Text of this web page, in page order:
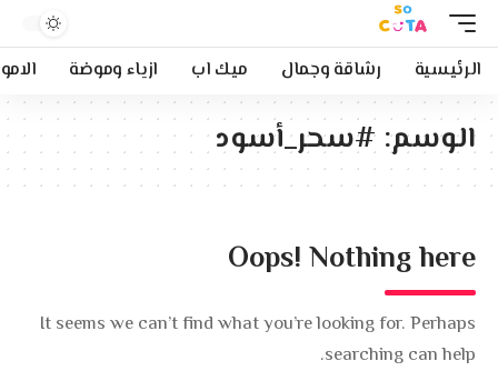
الرئيسية رشاقة وجمال ميك اب ازياء وموضة
الوسم: #سحر_أسود
Oops! Nothing here
It seems we can’t find what you’re looking for. Perhaps
searching can help.